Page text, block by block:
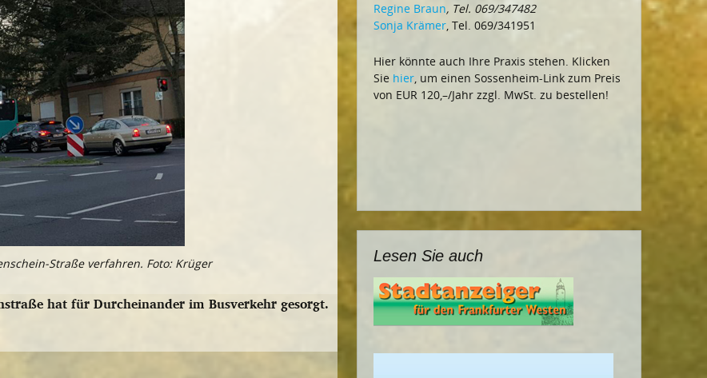
Straße verfahren. Foto: Krüger
hat für Durcheinander im Busverkehr gesorgt.
Regine Braun, Tel. 069/347482
Sonja Krämer, Tel. 069/341951
Hier könnte auch Ihre Praxis stehen. Klicken
Sie hier, um einen Sossenheim-Link zum Preis
von EUR 120,–/Jahr zzgl. MwSt. zu bestellen!
Lesen Sie auch